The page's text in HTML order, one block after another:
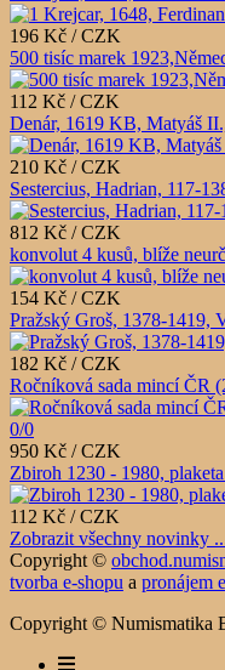
196 Kč / CZK
500 tisíc marek
112 Kč / CZK
Denár, 1619 KB, Matyáš
210 Kč / CZK
Sestercius, Hadrian, 117-
812 Kč / CZK
konvolut 4 kusů, blíže
154 Kč / CZK
Pražský Groš, 1378-1419,
182 Kč / CZK
Ročníková sada mincí ČR
950 Kč / CZK
Zbiroh 1230 - 1980,
112 Kč / CZK
Zobrazit všechny novinky
Copyright ©
tvorba e-shopu a pronájem
Copyright © Numismatika